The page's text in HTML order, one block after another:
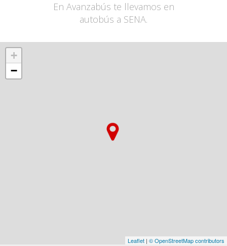
En Avanzabús te llevamos en
autobús a SENA.
+
−
Leaflet | © OpenStreetMap contributors